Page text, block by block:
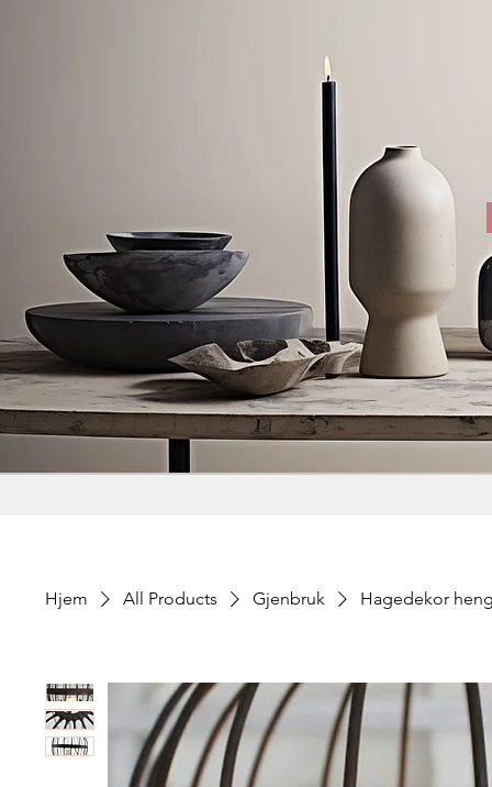
Hjem All Products Gjenbruk Hagedekor